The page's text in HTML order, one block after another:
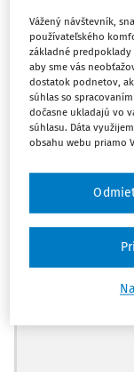
Ups,
Celý
Vážený návštevník,
používateľského
základné
aby sme vás
dostatok podnetov,
súhlas so
dočasne ukladajú vo
súhlasu. Dáta
obsahu webu priamo